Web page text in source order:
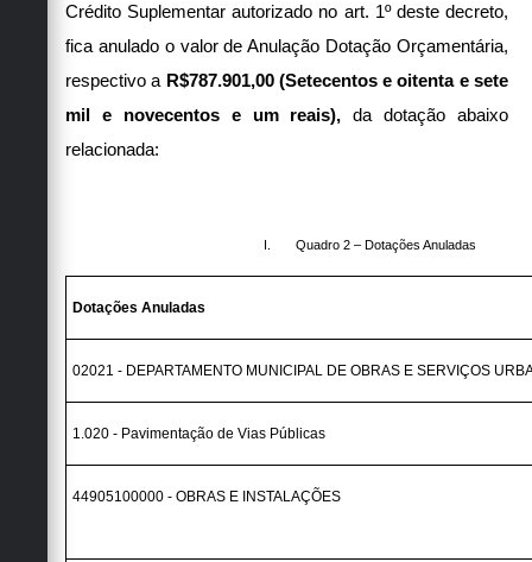
Crédito Suplementar autorizado no art. 1º deste decreto,
fica anulado o valor de Anulação Dotação Orçamentária,
respectivo a R$787.901,00 (Setecentos e oitenta e sete
mil e novecentos e um reais), da dotação abaixo
relacionada:
I. Quadro 2 – Dotações Anuladas
Dotações Anuladas
02021 - DEPARTAMENTO MUNICIPAL DE OBRAS E SERVIÇOS
1.020 - Pavimentação de Vias Públicas
44905100000 - OBRAS E INSTALAÇÕES